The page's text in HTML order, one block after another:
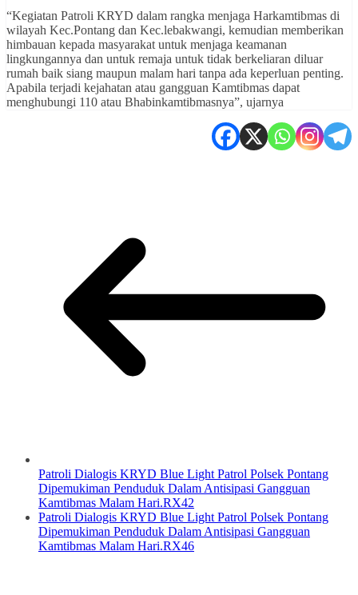
“Kegiatan Patroli KRYD dalam rangka menjaga Harkamtibmas di
wilayah Kec.Pontang dan Kec.lebakwangi, kemudian memberikan
himbauan kepada masyarakat untuk menjaga keamanan
lingkungannya dan untuk remaja untuk tidak berkeliaran diluar
rumah baik siang maupun malam hari tanpa ada keperluan penting.
Apabila terjadi kejahatan atau gangguan Kamtibmas dapat
menghubungi 110 atau Bhabinkamtibmasnya”, ujarnya
Patroli Dialogis KRYD Blue Light Patrol Polsek Pontang
Dipemukiman Penduduk Dalam Antisipasi Gangguan
Kamtibmas Malam Hari.RX42
Patroli Dialogis KRYD Blue Light Patrol Polsek Pontang
Dipemukiman Penduduk Dalam Antisipasi Gangguan
Kamtibmas Malam Hari.RX46